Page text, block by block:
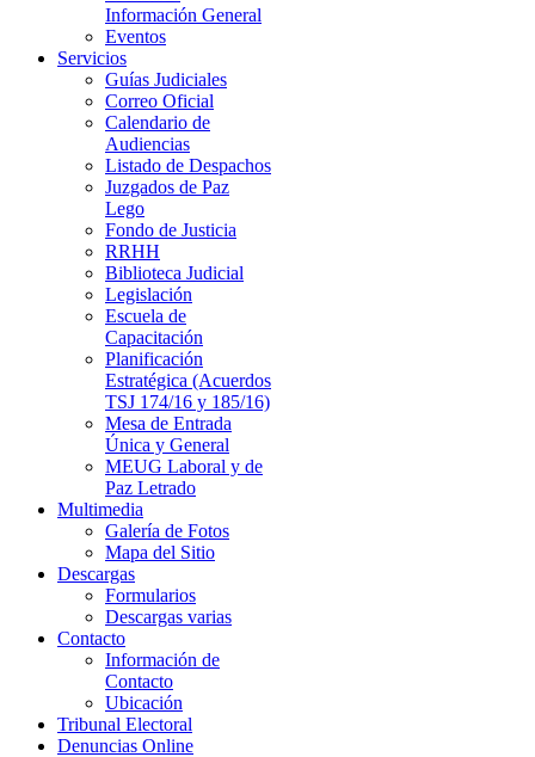
Información General
Eventos
Servicios
Guías Judiciales
Correo Oficial
Calendario de
Audiencias
Listado de Despachos
Juzgados de Paz
Lego
Fondo de Justicia
RRHH
Biblioteca Judicial
Legislación
Escuela de
Capacitación
Planificación
Estratégica (Acuerdos
TSJ 174/16 y 185/16)
Mesa de Entrada
Única y General
MEUG Laboral y de
Paz Letrado
Multimedia
Galería de Fotos
Mapa del Sitio
Descargas
Formularios
Descargas varias
Contacto
Información de
Contacto
Ubicación
Tribunal Electoral
Denuncias Online